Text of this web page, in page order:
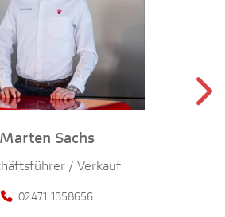
Marten Sachs
/ Verkauf
02471 1358656